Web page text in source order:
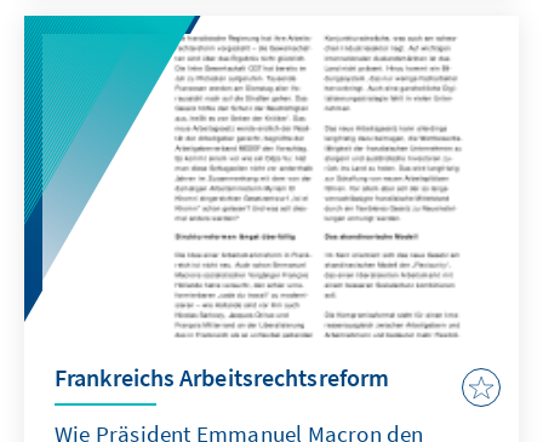
scheint. Das Internationale Olympische
Komitee (IOC) hatte Paris nach Verhandlungen
bereits Ende Juli die Olympischen Spiele 2024
und Los Angeles die Sommerspiele 2028
zugesagt. Die Entscheidung wird am 13.
September 2017 offiziell in Lima
bekanntgegeben.
Frankreichs Arbeitsrechtsreform
Wie Präsident Emmanuel Macron den